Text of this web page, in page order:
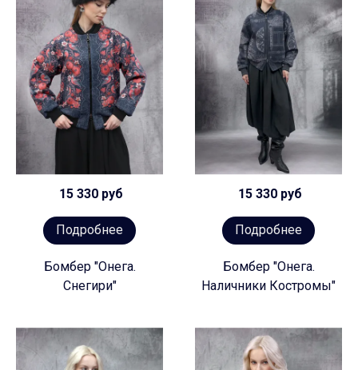
15 330 руб
Подробнее
Бомбер "Онега.
Снегири"
15 330 руб
Подробнее
Бомбер "Онега.
Наличники Костромы"